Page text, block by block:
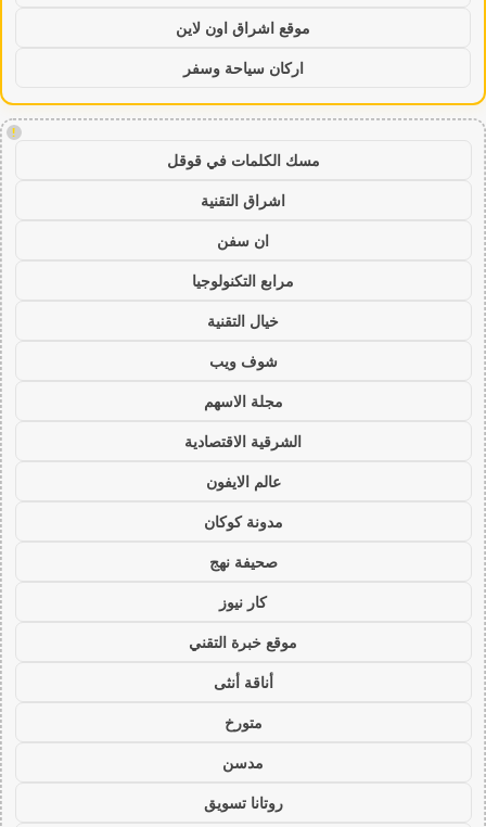
موقع اشراق اون لاين
اركان سياحة وسفر
!
مسك الكلمات في قوقل
اشراق التقنية
ان سفن
مرابع التكنولوجيا
خيال التقنية
شوف ويب
مجلة الاسهم
الشرقية الاقتصادية
عالم الايفون
مدونة كوكان
صحيفة نهج
كار نيوز
موقع خبرة التقني
أناقة أنثى
متورخ
مدسن
روتانا تسويق